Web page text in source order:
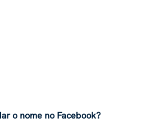
o nome no Facebook?